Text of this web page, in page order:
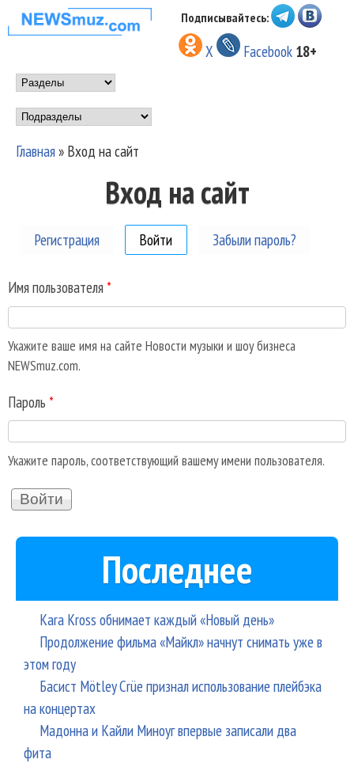
Перейти к основному
содержанию
НОВОСТИ
МУЗЫКИ И
ШОУ БИЗНЕСА
NEWSMUZ.COM
Подписывайтесь:
X Facebook 18+
Main menu
Подразделы
Вы здесь
Главная» Вход на сайт
Вход на сайт
Регистрация Войти (активная вкладка)
Забыли пароль?
Имя пользователя *
Укажите ваше имя на сайте Новости музыки и шоу бизнеса
NEWSmuz.com.
Пароль *
Укажите пароль, соответствующий вашему имени пользователя.
Последнее
Kara Kross обнимает каждый «Новый день»
Продолжение фильма «Майкл» начнут снимать уже в
этом году
Басист Mötley Crüe признал использование плейбэка
на концертах
Мадонна и Кайли Миноуг впервые записали два
фита